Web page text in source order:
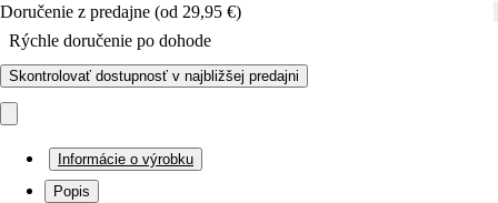
Doručenie z predajne (od 29,95 €)
Rýchle doručenie po dohode
Skontrolovať dostupnosť v najbližšej predajni
Informácie o výrobku
Popis